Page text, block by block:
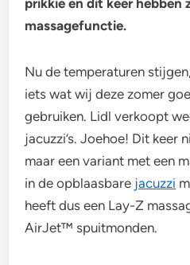
prikkie en dit keer hebben
massagefunctie.
Nu de temperaturen
iets wat wij deze zomer
gebruiken. Lidl verkoopt
jacuzzi’s. Joehoe! Dit keer
maar een variant met een
in de opblaasbare jacuzzi
heeft dus een Lay-Z
AirJet™ spuitmonden.